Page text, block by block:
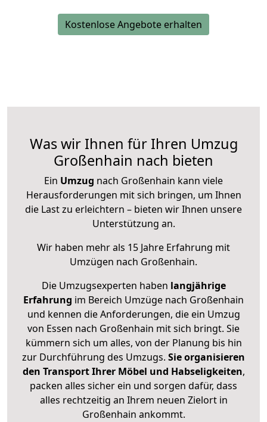
Kostenlose Angebote erhalten
Was wir Ihnen für Ihren Umzug
Großenhain nach bieten
Ein Umzug nach Großenhain kann viele
Herausforderungen mit sich bringen, um Ihnen
die Last zu erleichtern – bieten wir Ihnen unsere
Unterstützung an.
Wir haben mehr als 15 Jahre Erfahrung mit
Umzügen nach Großenhain.
Die Umzugsexperten haben langjährige
Erfahrung im Bereich Umzüge nach Großenhain
und kennen die Anforderungen, die ein Umzug
von Essen nach Großenhain mit sich bringt. Sie
kümmern sich um alles, von der Planung bis hin
zur Durchführung des Umzugs. Sie organisieren
den Transport Ihrer Möbel und Habseligkeiten,
packen alles sicher ein und sorgen dafür, dass
alles rechtzeitig an Ihrem neuen Zielort in
Großenhain ankommt.